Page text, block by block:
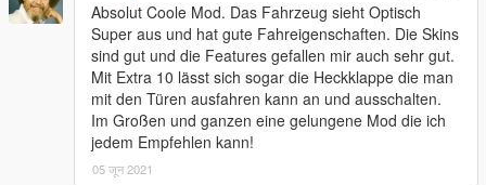
Absolut Coole Mod. Das Fahrzeug sieht Optisch
Super aus und hat gute Fahreigenschaften. Die Skins
sind gut und die Features gefallen mir auch sehr gut.
Mit Extra 10 lässt sich sogar die Heckklappe die man
mit den Türen ausfahren kann an und ausschalten.
Im Großen und ganzen eine gelungene Mod die ich
jedem Empfehlen kann!
05 जून 2021